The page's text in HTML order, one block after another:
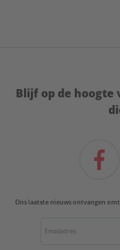
Blijf op de hoogte
Ons laatste nieuws ontvangen